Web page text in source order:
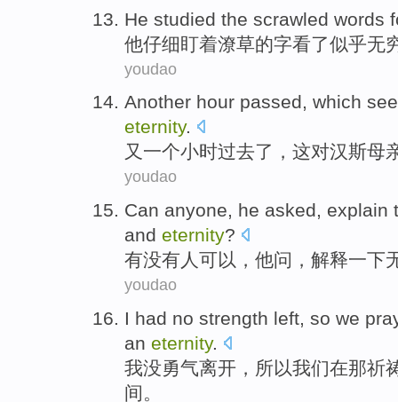
He studied the scrawled words
他仔细盯着潦草的字看了似乎无
youdao
Another hour passed, which
eternity.
又一个小时过去了 ， 这对汉斯母
youdao
Can anyone, he asked, explain
and eternity?
有没有人 可以 ， 他问 ， 解释一下
youdao
I had no strength left, so we
an eternity.
我没勇气离开 ， 所以我们在那祈
间。